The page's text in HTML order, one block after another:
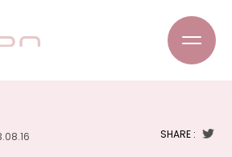
SHARE :